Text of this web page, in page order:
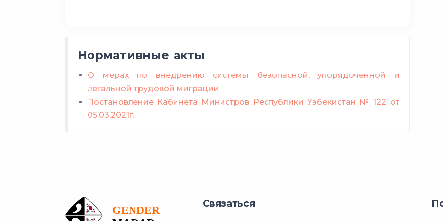
Нормативные акты
О мерах по внедрению системы безопасной, упорядоченной и
легальной трудовой миграции
Постановление Кабинета Министров Республики Узбекистан № 122 от
05.03.2021г.
Связаться